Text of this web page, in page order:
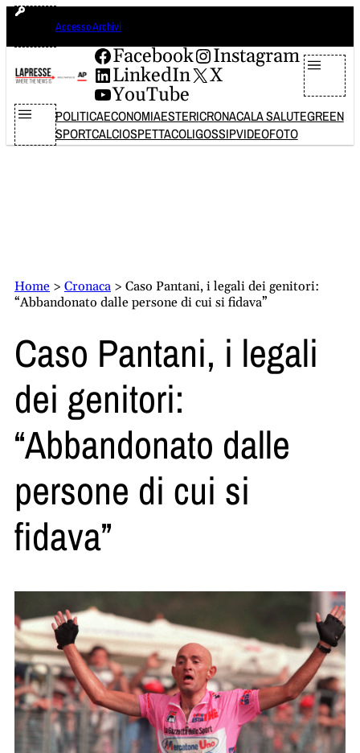
Vai
contenuto
Accesso Archivi
Facebook
Instagram
LinkedIn
X
YouTube
POLITICAECONOMIAESTERICRONACALA SALUTEGREEN
SPORTCALCIOSPETTACOLIGOSSIPVIDEOFOTO
Home > Cronaca > Caso Pantani, i legali dei genitori:
“Abbandonato dalle persone di cui si fidava”
Caso Pantani, i legali
dei genitori:
“Abbandonato dalle
persone di cui si
fidava”